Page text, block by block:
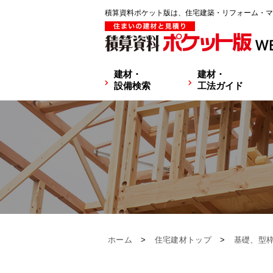
積算資料ポケット版は、住宅建築・リフォーム・
建材・
設備検索
建材・
工法ガイド
ホーム > 住宅建材トップ > 基礎、型